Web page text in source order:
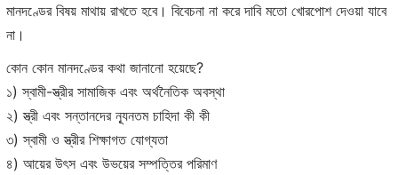
মানদণ্ডের বিষয় মাথায় রাখতে হবে। বিবেচনা না করে দাবি মতো খোরপোশ দেওয়া যাবে
না।
কোন কোন মানদণ্ডের কথা জানানো হয়েছে?
১) স্বামী-স্ত্রীর সামাজিক এবং অর্থনৈতিক অবস্থা
২) স্ত্রী এবং সন্তানদের ন্যূনতম চাহিদা কী কী
৩) স্বামী ও স্ত্রীর শিক্ষাগত যোগ্যতা
৪) আয়ের উৎস এবং উভয়ের সম্পত্তির পরিমাণ